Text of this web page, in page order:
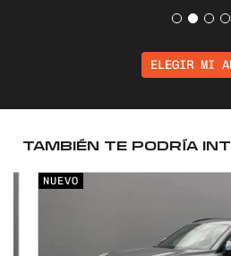
ELEGIR MI
TAMBIÉN TE PODRÍA
NUEVO